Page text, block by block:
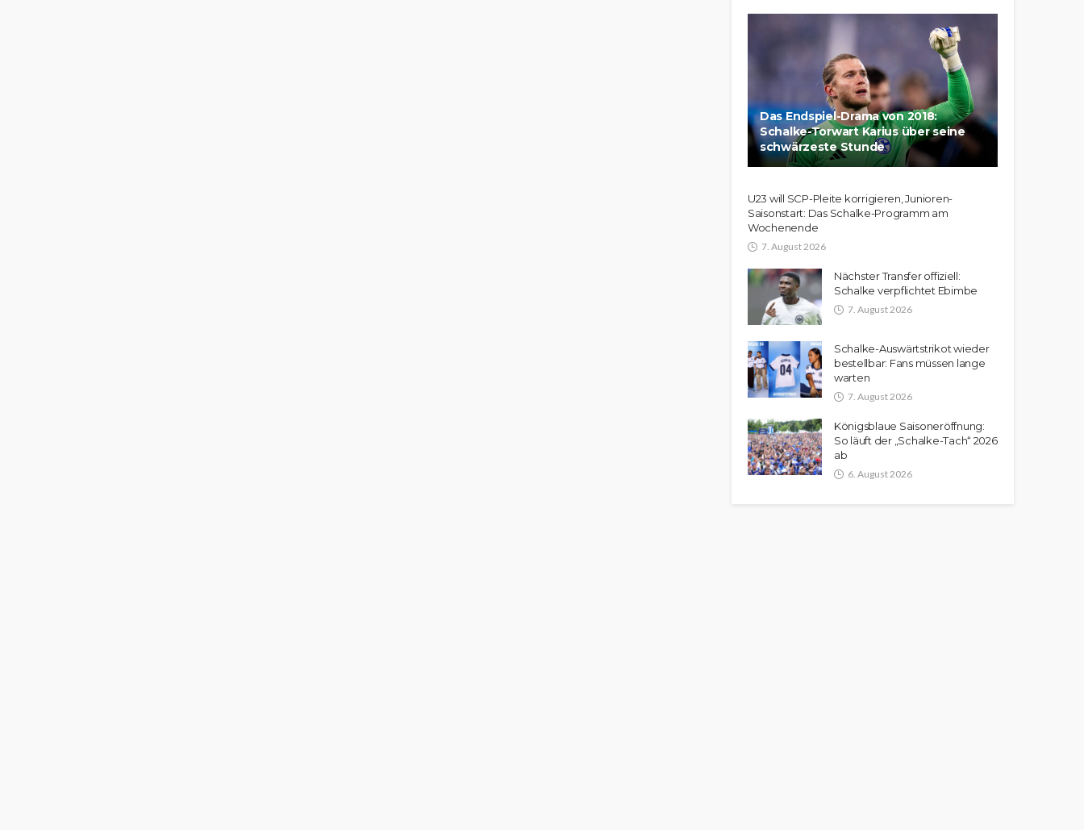
Das Endspiel-Drama von 2018:
Schalke-Torwart Karius über seine
schwärzeste Stunde
U23 will SCP-Pleite korrigieren, Junioren-
Saisonstart: Das Schalke-Programm am
Wochenende
7. August 2026
Nächster Transfer offiziell:
Schalke verpflichtet Ebimbe
7. August 2026
Schalke-Auswärtstrikot wieder
bestellbar: Fans müssen lange
warten
7. August 2026
Königsblaue Saisoneröffnung:
So läuft der „Schalke-Tach“ 2026
ab
6. August 2026